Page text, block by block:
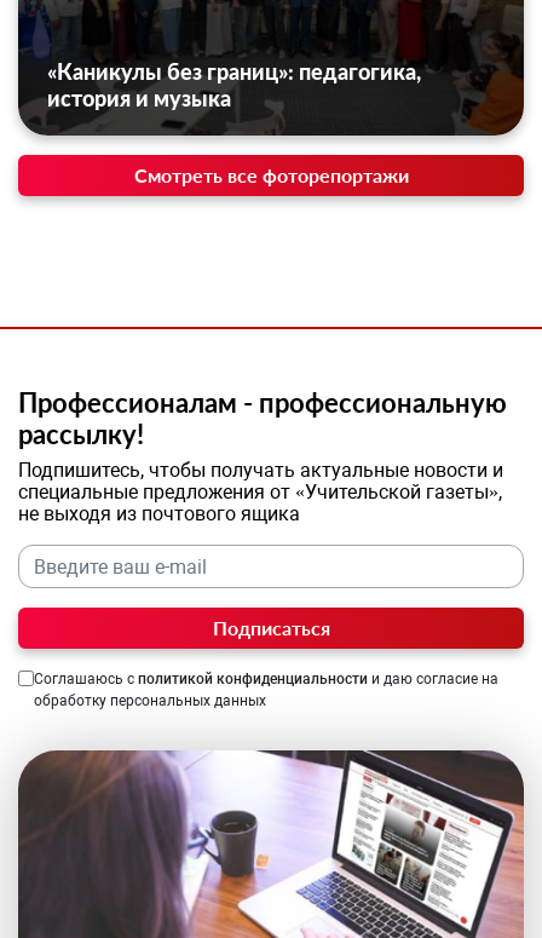
«Каникулы без границ»: педагогика,
история и музыка
Смотреть все фоторепортажи
Профессионалам - профессиональную
рассылку!
Подпишитесь, чтобы получать актуальные новости и
специальные предложения от «Учительской газеты»,
не выходя из почтового ящика
Подписаться
Соглашаюсь с политикой конфиденциальности и даю согласие на
обработку персональных данных